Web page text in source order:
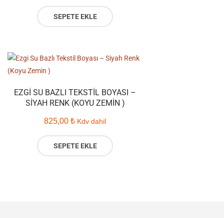
SEPETE EKLE
EZGI SU BAZLI TEKSTIL BOYASI –
SIYAH RENK (KOYU ZEMIN )
825,00 ₺ Kdv dahil
SEPETE EKLE